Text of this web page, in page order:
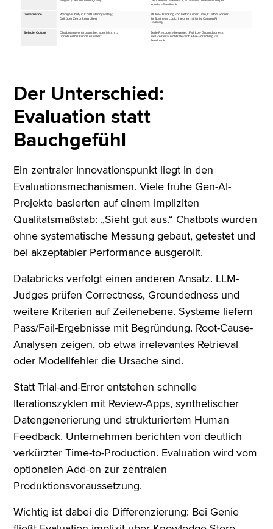
Der Unterschied:
Evaluation statt
Bauchgefühl
Ein zentraler Innovationspunkt liegt in den
Evaluationsmechanismen. Viele frühe Gen-AI-
Projekte basierten auf einem impliziten
Qualitätsmaßstab: „Sieht gut aus.“ Chatbots wurden
ohne systematische Messung gebaut, getestet und
bei akzeptabler Performance ausgerollt.
Databricks verfolgt einen anderen Ansatz. LLM-
Judges prüfen Correctness, Groundedness und
weitere Kriterien auf Zeilenebene. Systeme liefern
Pass/Fail-Ergebnisse mit Begründung. Root-Cause-
Analysen zeigen, ob etwa irrelevantes Retrieval
oder Modellfehler die Ursache sind.
Statt Trial-and-Error entstehen schnelle
Iterationszyklen mit Review-Apps, synthetischer
Datengenerierung und strukturiertem Human
Feedback. Unternehmen berichten von deutlich
verkürzter Time-to-Production. Evaluation wird vom
optionalen Add-on zur zentralen
Produktionsvoraussetzung.
Wichtig ist dabei die Differenzierung: Bei Genie